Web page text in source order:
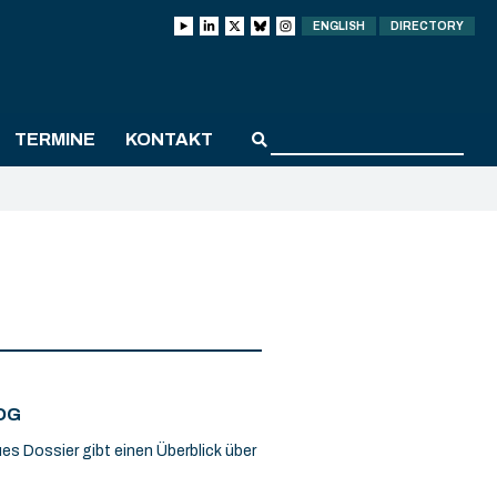
ENGLISH DIRECTORY
TERMINE KONTAKT
Dossier gibt einen Überblick über